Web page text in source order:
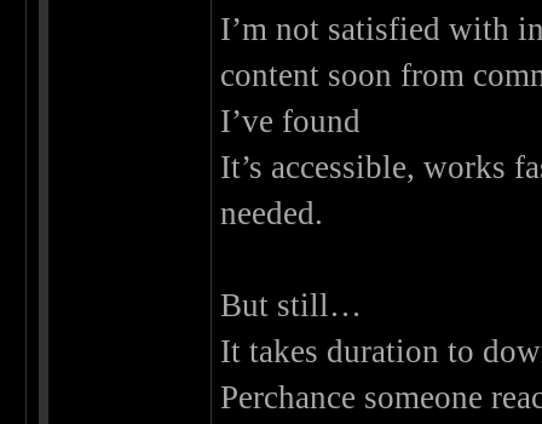
I’m not satisfied with
content soon from
I’ve found
It’s accessible, works
needed.
But still…
It takes duration to
Perchance someone